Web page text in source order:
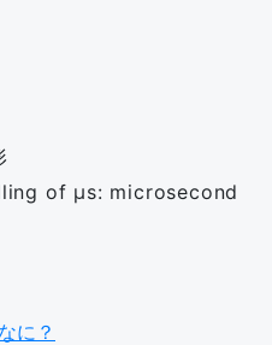
of µs: microsecond
に？